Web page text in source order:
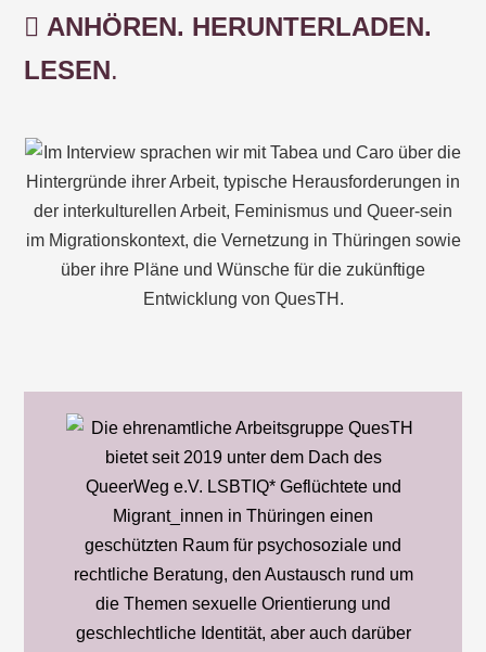
ANHÖREN. HERUNTERLADEN.
LESEN.